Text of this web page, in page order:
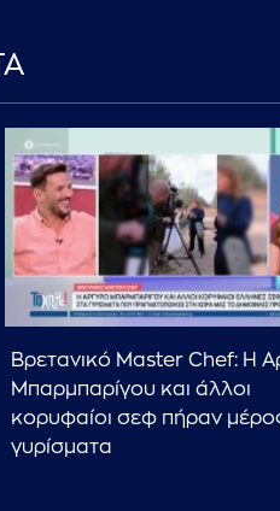
Βρετανικό Master Chef: Η
Μπαρμπαρίγου και άλλοι
κορυφαίοι σεφ πήραν
γυρίσματα